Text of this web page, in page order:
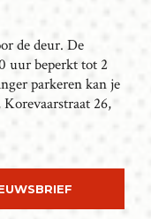
de deur. De
uur beperkt tot 2
parkeren kan je
26,